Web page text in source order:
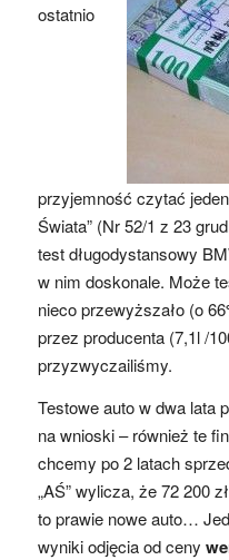
ostatnio
przyjemność czytać
Świata” (Nr 52/1 z 23
test długodystansowy
w nim doskonale. Może
nieco przewyższało (o
przez producenta (7,1l /
przyzwyczailiśmy.
Testowe auto w dwa lata
na wnioski – również te
chcemy po 2 latach
„AŚ” wylicza, że 72 200
to prawie nowe auto…
wyniki odjęcia od ceny